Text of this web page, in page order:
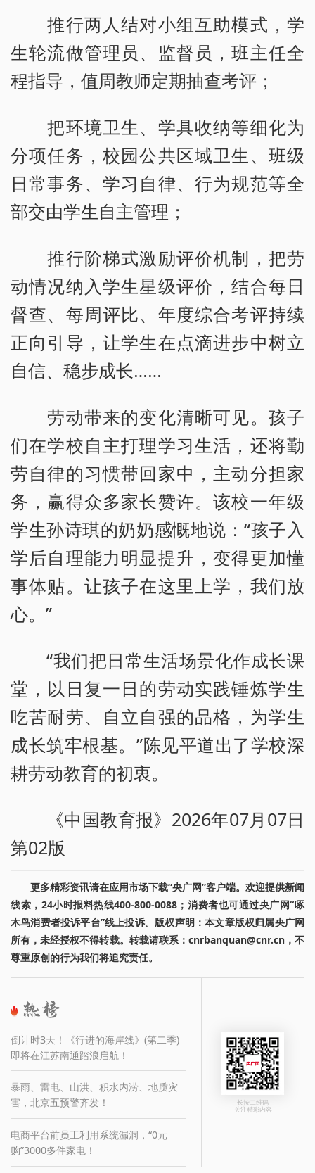
推行两人结对小组互助模式，学
生轮流做管理员、监督员，班主任全
程指导，值周教师定期抽查考评；
把环境卫生、学具收纳等细化为
分项任务，校园公共区域卫生、班级
日常事务、学习自律、行为规范等全
部交由学生自主管理；
推行阶梯式激励评价机制，把劳
动情况纳入学生星级评价，结合每日
督查、每周评比、年度综合考评持续
正向引导，让学生在点滴进步中树立
自信、稳步成长……
劳动带来的变化清晰可见。孩子
们在学校自主打理学习生活，还将勤
劳自律的习惯带回家中，主动分担家
务，赢得众多家长赞许。该校一年级
学生孙诗琪的奶奶感慨地说：“孩子入
学后自理能力明显提升，变得更加懂
事体贴。让孩子在这里上学，我们放
心。”
“我们把日常生活场景化作成长课
堂，以日复一日的劳动实践锤炼学生
吃苦耐劳、自立自强的品格，为学生
成长筑牢根基。”陈见平道出了学校深
耕劳动教育的初衷。
《中国教育报》2026年07月07日
第02版
更多精彩资讯请在应用市场下载“央广网”客户端。欢迎提供新闻
线索，24小时报料热线400-800-0088；消费者也可通过央广网“啄
木鸟消费者投诉平台”线上投诉。版权声明：本文章版权归属央广网
所有，未经授权不得转载。转载请联系：cnrbanquan@cnr.cn，不
尊重原创的行为我们将追究责任。
倒计时3天！《行进的海岸线》(第二季)
即将在江苏南通踏浪启航！
暴雨、雷电、山洪、积水内涝、地质灾
害，北京五预警齐发！
电商平台前员工利用系统漏洞，“0元
购”3000多件家电！
长按二维码
关注精彩内容